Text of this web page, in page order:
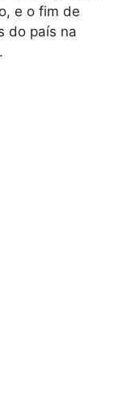
e o fim de
do país na